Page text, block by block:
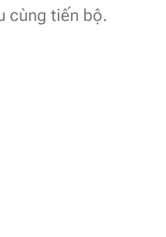
cùng tiến bộ.